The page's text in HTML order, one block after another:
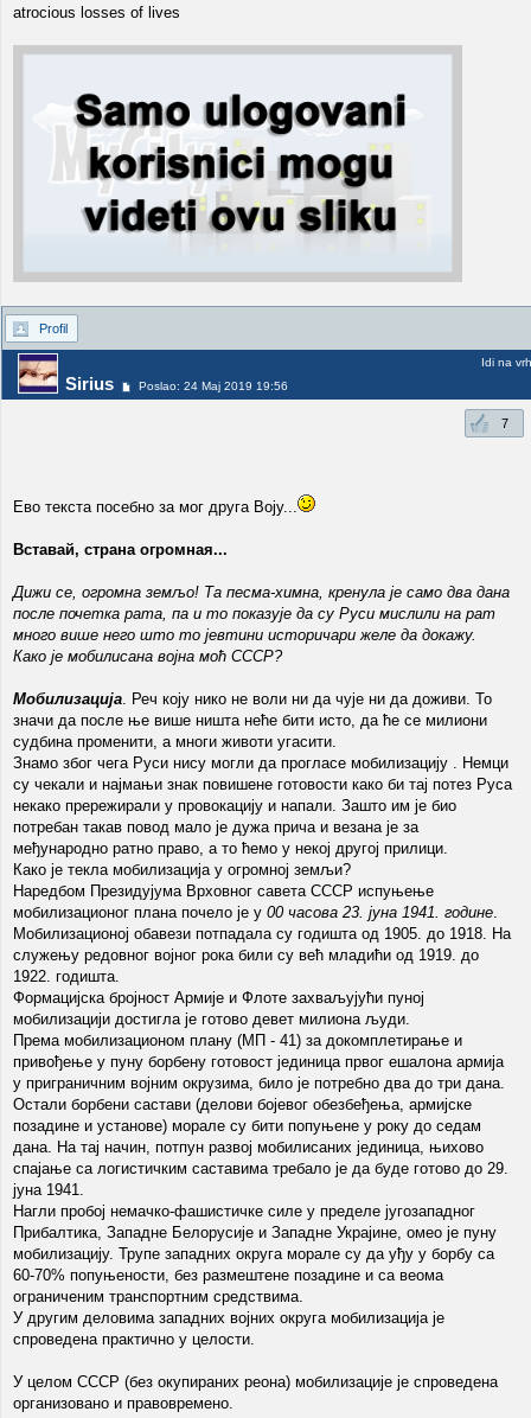
atrocious losses of lives
Profil
Sirius Poslao: 24 Maj 2019 19:56
Idi na vrh
7
Ево текста посебно за мог друга Воју...
Вставай, страна огромная...
Дижи се, огромна земљо! Та песма-химна, кренула је само два дана
после почетка рата, па и то показује да су Руси мислили на рат
много више него што то јевтини историчари желе да докажу.
Како је мобилисана војна моћ СССР?
Мобилизација. Реч коју нико не воли ни да чује ни да доживи. То
значи да после ње више ништа неће бити исто, да ће се милиони
судбина променити, а многи животи угасити.
Знамо због чега Руси нису могли да прогласе мобилизацију . Немци
су чекали и најмањи знак повишене готовости како би тај потез Руса
некако прережирали у провокацију и напали. Зашто им је био
потребан такав повод мало је дужа прича и везана је за
међународно ратно право, а то ћемо у некој другој прилици.
Како је текла мобилизација у огромној земљи?
Наредбом Президујума Врховног савета СССР испуњење
мобилизационог плана почело је у 00 часова 23. јуна 1941. године.
Мобилизационој обавези потпадала су годишта од 1905. до 1918. На
служењу редовног војног рока били су већ младићи од 1919. до
1922. годишта.
Формацијска бројност Армије и Флоте захваљујући пуној
мобилизацији достигла је готово девет милиона људи.
Према мобилизационом плану (МП - 41) за докомплетирање и
привођење у пуну борбену готовост јединица првог ешалона армија
у приграничним војним окрузима, било је потребно два до три дана.
Остали борбени састави (делови бојевог обезбеђења, армијске
позадине и установе) морале су бити попуњене у року до седам
дана. На тај начин, потпун развој мобилисаних јединица, њихово
спајање са логистичким саставима требало је да буде готово до 29.
јуна 1941.
Нагли пробој немачко-фашистичке силе у пределе југозападног
Прибалтика, Западне Белорусије и Западне Украјине, омео је пуну
мобилизацију. Трупе западних округа морале су да уђу у борбу са
60-70% попуњености, без размештене позадине и са веома
ограниченим транспортним средствима.
У другим деловима западних војних округа мобилизација је
спроведена практично у целости.
У целом СССР (без окупираних реона) мобилизације је спроведена
организовано и правовремено.